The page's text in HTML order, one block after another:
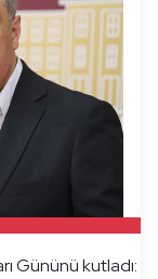
Gününü kutladı: